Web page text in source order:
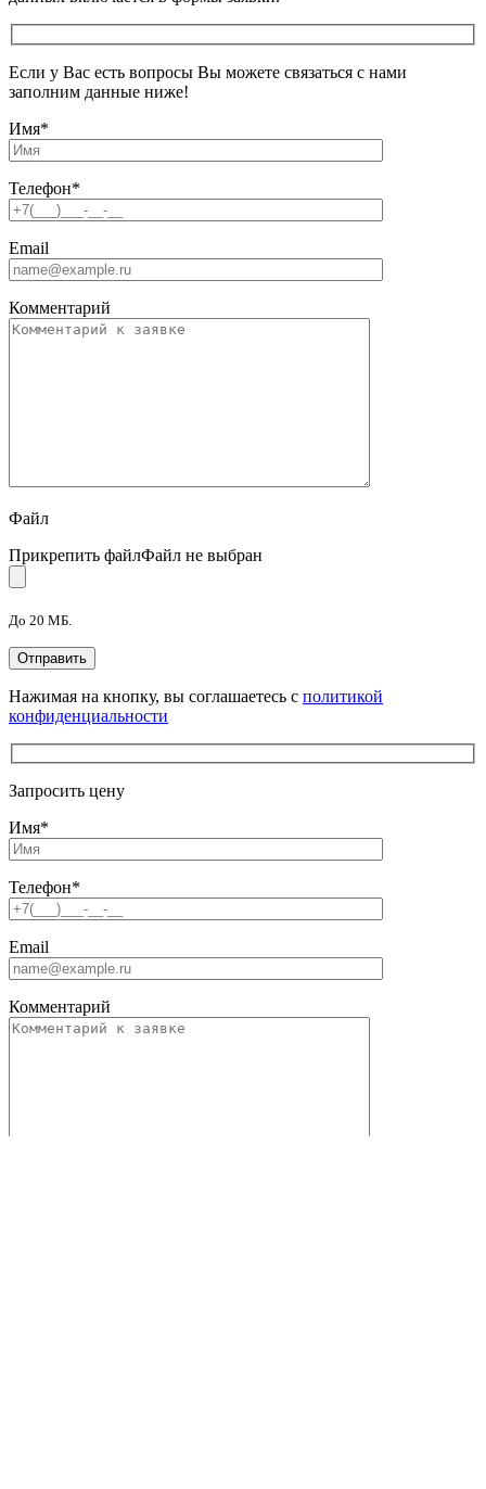
Если у Вас есть вопросы Вы можете связаться с нами
заполним данные ниже!
Имя*
Телефон*
Email
Комментарий
Файл
Прикрепить файлФайл не выбран
До 20 МБ.
Нажимая на кнопку, вы соглашаетесь с политикой
конфиденциальности
Запросить цену
Имя*
Телефон*
Email
Комментарий